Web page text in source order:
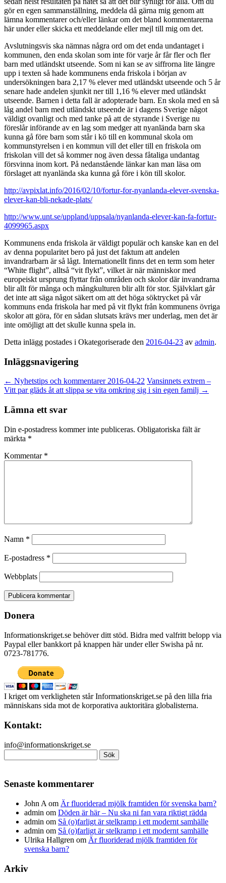
gör en egen sammanställning, meddela då gärna mig genom att
lämna kommentarer och/eller länkar om det bland kommentarerna
här under eller skicka ett meddelande eller mejl till mig om det.
Avslutningsvis ska nämnas några ord om det enda undantaget i
kommunen, den enda skolan som inte för varje år får fler och fler
barn med utländskt utseende. Som ni kan se av siffrorna lite längre
upp i texten så hade kommunens enda friskola i början av
undersökningen bara 2,17 % elever med utländskt utseende och 5 år
senare hade andelen sjunkit ner till 1,16 % elever med utländskt
utseende. Barnen i detta fall är adopterade barn. En skola med en så
låg andel barn med utländskt utseende är i dagens Sverige något
väldigt ovanligt och med tanke på att de styrande i Sverige nu
föreslår införande av en lag som medger att nyanlända barn ska
kunna gå före barn som står i kö till en kommunal skola om
kommunstyrelsen i en kommun vill det eller till en friskola om
friskolan vill det så kommer nog även dessa fåtaliga undantag
försvinna inom kort. På nedanstående länkar kan man läsa om
förslaget att nyanlända ska kunna gå före i kön till skolor.
http://avpixlat.info/2016/02/10/fortur-for-nyanlanda-elever-svenska-
elever-kan-bli-nekade-plats/
http://www.unt.se/uppland/uppsala/nyanlanda-elever-kan-fa-fortur-
4099965.aspx
Kommunens enda friskola är väldigt populär och kanske kan en del
av denna popularitet bero på just det faktum att andelen
invandrarbarn är så lågt. Internationellt finns det en term som heter
“White flight”, alltså “vit flykt”, vilket är när människor med
europeiskt ursprung flyttar från områden och skolor där invandrarna
blir allt för många och mångkulturen blir allt för stor. Självklart går
det inte att säga något säkert om att det höga söktrycket på vår
kommuns enda friskola har med på vit flykt från kommunens övriga
skolor att göra, för en sådan slutsats krävs mer underlag, men det är
inte omöjligt att det skulle kunna spela in.
Detta inlägg postades i Okategoriserade den 2016-04-23 av admin.
Inläggsnavigering
← Nyhetstips och kommentarer 2016-04-22 Vansinnets extrem –
Vitt par gläds åt att slippa se vita omkring sig i sin egen familj →
Lämna ett svar
Din e-postadress kommer inte publiceras. Obligatoriska fält är
märkta *
Kommentar *
Namn *
E-postadress *
Webbplats
Donera
Informationskriget.se behöver ditt stöd. Bidra med valfritt belopp via
Paypal eller bankkort på knappen här under eller Swisha på nr.
0723-781776.
I kriget om verkligheten står Informationskriget.se på den lilla fria
människans sida mot de korporativa auktoritära globalisterna.
Kontakt:
info@informationskriget.se
efter:
Senaste kommentarer
John A om Är fluoriderad mjölk framtiden för svenska barn?
admin om Döden är här – Nu ska ni fan vara riktigt rädda
admin om Så (o)farligt är stelkramp i ett modernt samhälle
admin om Så (o)farligt är stelkramp i ett modernt samhälle
Ulrika Hallgren om Är fluoriderad mjölk framtiden för
svenska barn?
Arkiv